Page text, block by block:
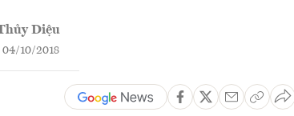
Diệu
04/10/2018